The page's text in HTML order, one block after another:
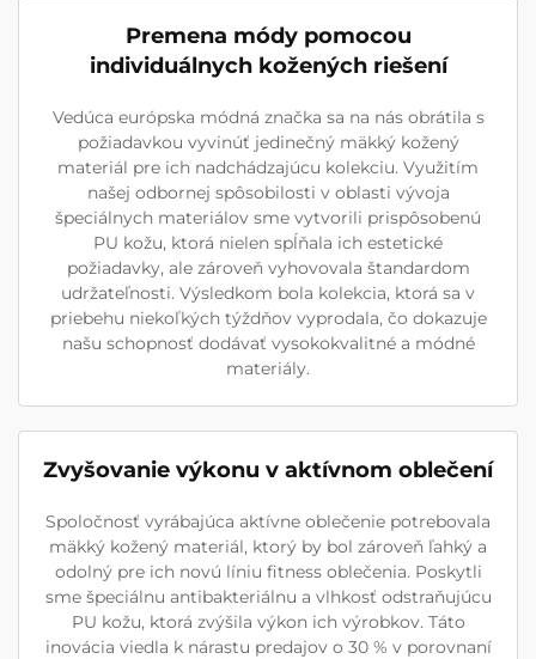
Premena módy pomocou
individuálnych kožených riešení
Vedúca európska módná značka sa na nás obrátila s
požiadavkou vyvinúť jedinečný mäkký kožený
materiál pre ich nadchádzajúcu kolekciu. Využitím
našej odbornej spôsobilosti v oblasti vývoja
špeciálnych materiálov sme vytvorili prispôsobenú
PU kožu, ktorá nielen spĺňala ich estetické
požiadavky, ale zároveň vyhovovala štandardom
udržateľnosti. Výsledkom bola kolekcia, ktorá sa v
priebehu niekoľkých týždňov vyprodala, čo dokazuje
našu schopnosť dodávať vysokokvalitné a módné
materiály.
Zvyšovanie výkonu v aktívnom oblečení
Spoločnosť vyrábajúca aktívne oblečenie potrebovala
mäkký kožený materiál, ktorý by bol zároveň ľahký a
odolný pre ich novú líniu fitness oblečenia. Poskytli
sme špeciálnu antibakteriálnu a vlhkosť odstraňujúcu
PU kožu, ktorá zvýšila výkon ich výrobkov. Táto
inovácia viedla k nárastu predajov o 30 % v porovnaní